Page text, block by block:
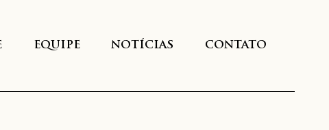
EQUIPE NOTÍCIAS CONTATO